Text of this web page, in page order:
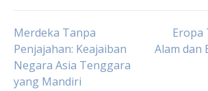
Post
navigation
Merdeka Tanpa
Penjajahan: Keajaiban
Negara Asia Tenggara
yang Mandiri
Eropa
Alam dan